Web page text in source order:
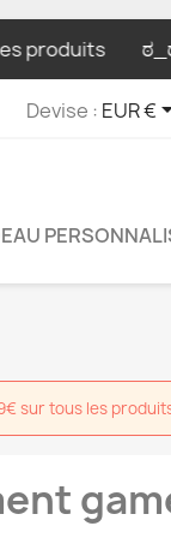
ಠ_ಠ
Devise : EUR €
sur tous les